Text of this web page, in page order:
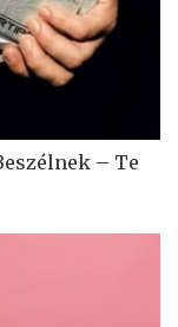
– Te